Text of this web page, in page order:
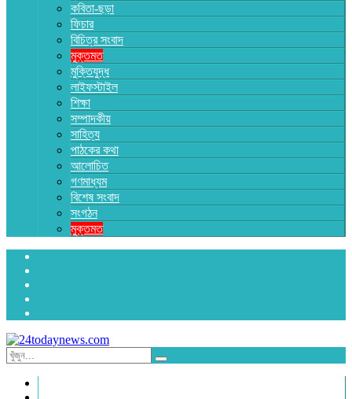
কবিতা-ছড়া
ফিচার
বিচিত্র সংবাদ
মুক্তমত
মুক্তিযুদ্ধ
লাইফস্টাইল
শিক্ষা
সম্পাদকীয়
সাহিত্য
পাঠকের কথা
আলোচিত
গণমাধ্যম
বিশেষ সংবাদ
সংগঠন
মুক্তমত